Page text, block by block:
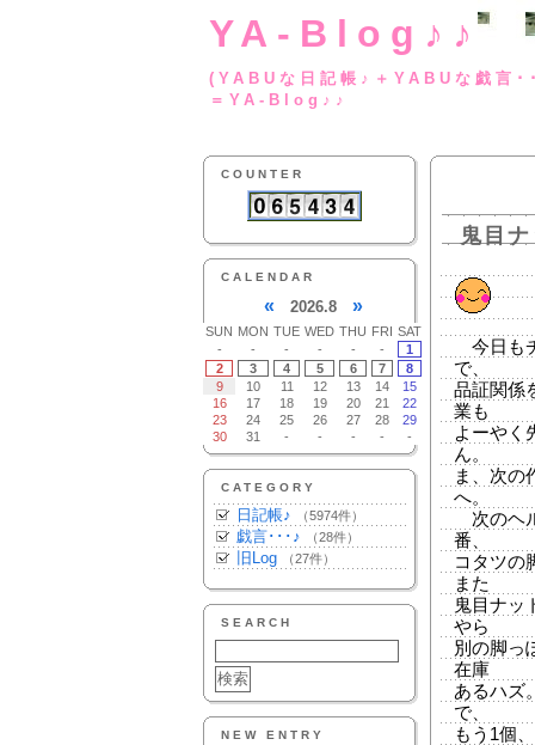
YA-Blog♪♪
(YABUな日記帳♪
＝YA-Blog♪♪
COUNTER
CALENDAR
« 2026.8 »
SUN MON TUE WED THU FRI SAT
-
- - - - -
1
2
3 4 5 6 7
8
9
10 11 12 13 14
15
16
17 18 19 20 21
22
23
24 25 26 27 28
29
30
31 - - - - -
CATEGORY
日記帳♪ （5974件）
戯言･･･♪ （28件）
旧Log （27件）
SEARCH
NEW ENTRY
鬼目
今日も
で、
品証関係
業も
よーやく
ん。
ま、次の
へ。
次のヘ
番、
コタツの
また
鬼目ナッ
やら
別の脚っ
在庫
あるハズ
で、
もう1個